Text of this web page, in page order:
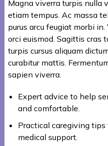
Magna viverra turpis nulla
etiam tempus. Ac massa
purus arcu feugiat morbi
orci euismod. Sagittis cras
turpis cursus aliquam
curabitur mattis.
sapien viverra.
Expert advice to help
and comfortable.
Practical caregiving tips
medical support.